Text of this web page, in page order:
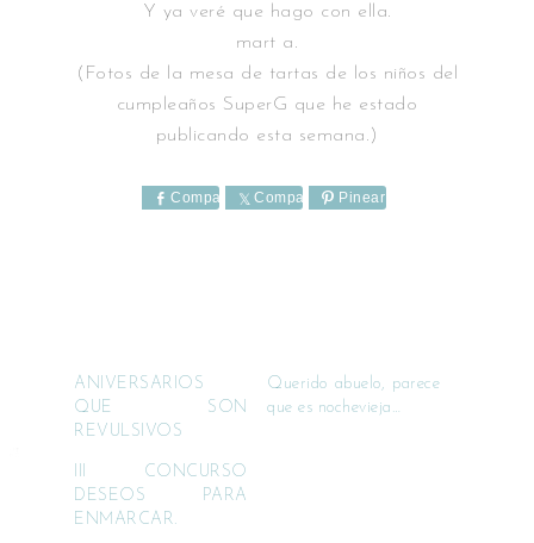
Y ya veré que hago con ella.
mart a.
(Fotos de la mesa de tartas de los niños del
cumpleaños SuperG que he estado
publicando esta semana.)
Comparte Comparte Pinear
ANIVERSARIOS
QUE SON
REVULSIVOS
Querido abuelo, parece
que es nochevieja…
III CONCURSO
DESEOS PARA
ENMARCAR.